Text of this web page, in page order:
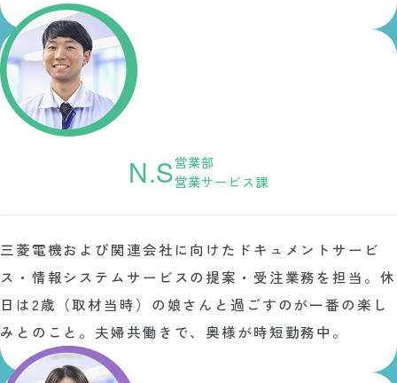
N.S営業部
営業サービス課
三菱電機および関連会社に向けたドキュメントサービ
ス・情報システムサービスの提案・受注業務を担当。休
日は2歳（取材当時）の娘さんと過ごすのが一番の楽し
みとのこと。夫婦共働きで、奥様が時短勤務中。